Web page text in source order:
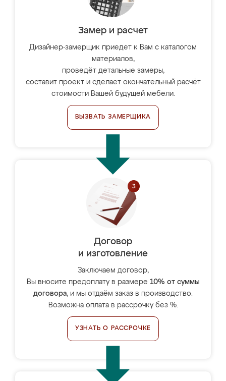
Замер и расчет
Дизайнер-замерщик приедет к Вам с каталогом
материалов,
проведёт детальные замеры,
составит проект и сделает окончательный расчёт
стоимости Вашей будущей мебели.
ВЫЗВАТЬ ЗАМЕРЩИКА
Договор
и изготовление
Заключаем договор,
Вы вносите предоплату в размере 10% от суммы
договора, и мы отдаём заказ в производство.
Возможна оплата в рассрочку без %.
УЗНАТЬ О РАССРОЧКЕ